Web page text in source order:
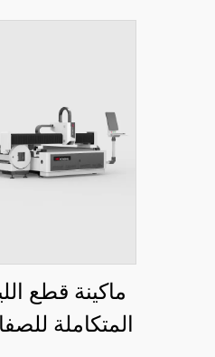
ماكينة قطع
المتكاملة